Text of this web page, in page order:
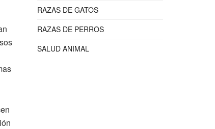
RAZAS DE GATOS
RAZAS DE PERROS
SALUD ANIMAL